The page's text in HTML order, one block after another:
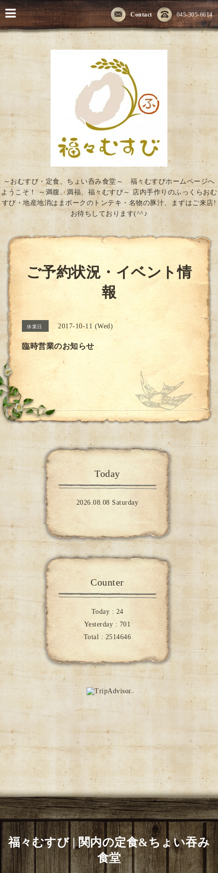
045-305-6614
Contact
～おむすび・定食、ちょい呑み食堂～ 福々むすびホームページへ
ようこそ！ ～満腹、満福、福々むすび～ 店内手作りのふっくらおむ
すび・地産地消はまポークのトンテキ・名物の豚汁、まずはご来店!
お待ちしております(^^♪
ご予約状況・イベント情
報
休業日 2017-10-11 (Wed)
臨時営業のお知らせ
Today
2026.08.08 Saturday
Counter
Today : 24
Yesterday : 701
Total : 2514646
福々むすび | 関内の定食&ちょい吞み
食堂